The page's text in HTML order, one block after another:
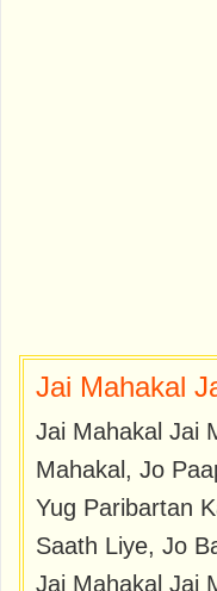
Jai Mahakal
Jai Mahakal Jai
Mahakal, Jo
Yug Paribartan
Saath Liye, Jo
Jai Mahakal Jai